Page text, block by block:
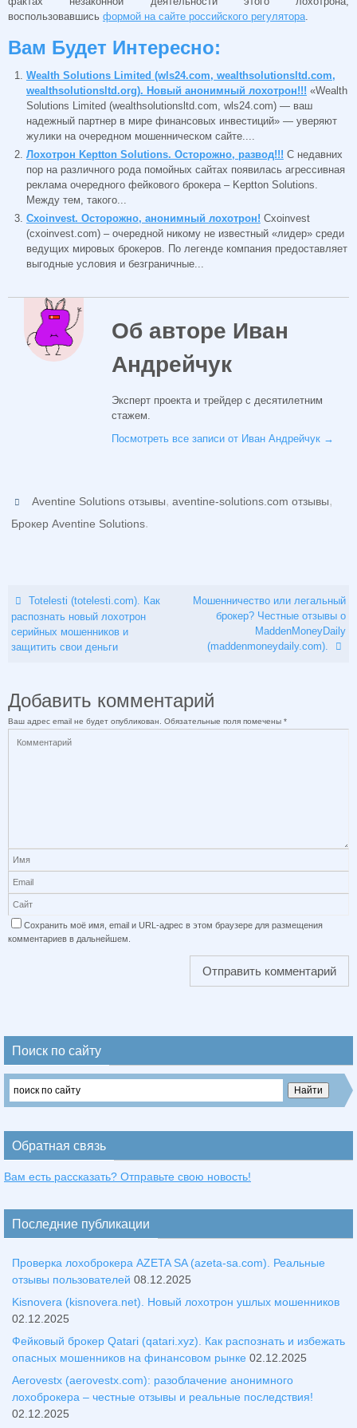
воспользовавшись формой на сайте российского регулятора
Вам Будет Интересно:
Wealth Solutions Limited (wls24.com, wealthsolutionsltd.com,
wealthsolutionsltd.org). Новый анонимный лохотрон!!! «Wealth
Solutions Limited (wealthsolutionsltd.com, wls24.com) — ваш
надежный партнер в мире финансовых инвестиций» — уверяют
жулики на очередном мошенническом сайте....
Лохотрон Keptton Solutions. Осторожно, развод!!! С недавних
пор на различного рода помойных сайтах появилась агрессивная
реклама очередного фейкового брокера – Keptton Solutions.
Между тем, такого...
Cxoinvest. Осторожно, анонимный лохотрон! Cxoinvest
(cxoinvest.com) – очередной никому не известный «лидер» среди
ведущих мировых брокеров. По легенде компания предоставляет
выгодные условия и безграничные...
Об авторе Иван
Андрейчук
Эксперт проекта и трейдер с десятилетним
стажем.
Посмотреть все записи от Иван Андрейчук →
Aventine Solutions отзывы,aventine-solutions.com отзывы,
Брокер Aventine Solutions.
Totelesti (totelesti.com). Как
распознать новый лохотрон
серийных мошенников и
защитить свои деньги
Мошенничество или легальный
брокер? Честные отзывы о
MaddenMoneyDaily
(maddenmoneydaily.com).
Добавить комментарий
Ваш адрес email не будет опубликован. Обязательные поля помечены *
Сохранить моё имя, email и URL-адрес в этом браузере для размещения
комментариев в дальнейшем.
Поиск по сайту
Обратная связь
Вам есть рассказать? Отправьте свою новость!
Последние публикации
Проверка лохоброкера AZETA SA (azeta-sa.com). Реальные
отзывы пользователей 08.12.2025
Kisnovera (kisnovera.net). Новый лохотрон ушлых мошенников
02.12.2025
Фейковый брокер Qatari (qatari.xyz). Как распознать и избежать
опасных мошенников на финансовом рынке 02.12.2025
Aerovestx (aerovestx.com): разоблачение анонимного
лохоброкера – честные отзывы и реальные последствия!
02.12.2025